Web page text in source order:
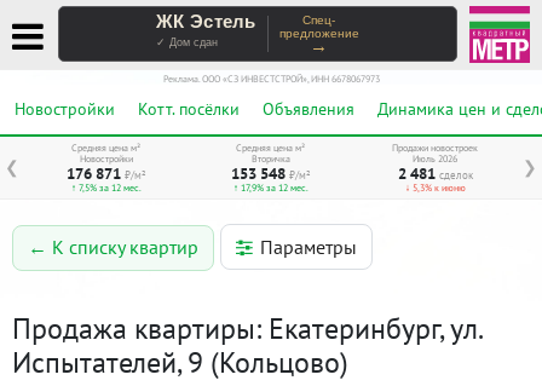
ЖК Эстель
✓ Дом сдан
Спец-
предложение
→
Реклама. ООО «СЗ ИНВЕСТСТРОЙ», ИНН 6678067973
Новостройки Котт. посёлки Объявления Динамика цен и
❮ ❯
Средняя цена м²
Новостройки
176 871 ₽/м²
↑ 7,5% за 12 мес.
Средняя цена м²
Вторичка
153 548 ₽/м²
↑ 17,9% за 12 мес.
Продажи новостроек
Июль 2026
2 481 сделок
↓ 5,3% к июню
← К списку квартир Параметры
Продажа квартиры: Екатеринбург, ул.
Испытателей, 9 (Кольцово)